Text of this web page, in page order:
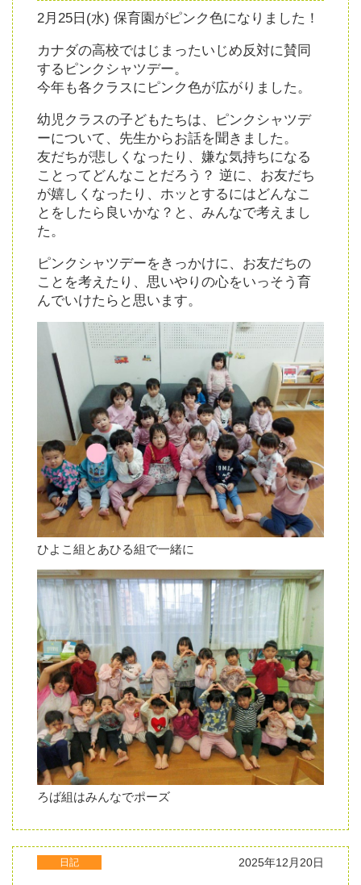
2月25日(水) 保育園がピンク色になりました！
カナダの高校ではじまったいじめ反対に賛同
するピンクシャツデー。
今年も各クラスにピンク色が広がりました。
幼児クラスの子どもたちは、ピンクシャツデ
ーについて、先生からお話を聞きました。
友だちが悲しくなったり、嫌な気持ちになる
ことってどんなことだろう？ 逆に、お友だち
が嬉しくなったり、ホッとするにはどんなこ
とをしたら良いかな？と、みんなで考えまし
た。
ピンクシャツデーをきっかけに、お友だちの
ことを考えたり、思いやりの心をいっそう育
んでいけたらと思います。
ひよこ組とあひる組で一緒に
ろば組はみんなでポーズ
日記 2025年12月20日